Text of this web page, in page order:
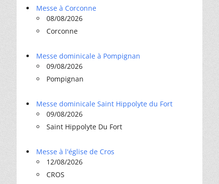
Messe à Corconne
08/08/2026
Corconne
Messe dominicale à Pompignan
09/08/2026
Pompignan
Messe dominicale Saint Hippolyte du Fort
09/08/2026
Saint Hippolyte Du Fort
Messe à l'église de Cros
12/08/2026
CROS